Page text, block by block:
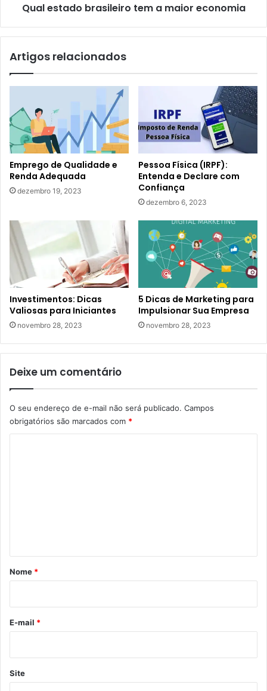
Qual estado brasileiro tem a maior economia
Artigos relacionados
Emprego de Qualidade e
Renda Adequada
dezembro 19, 2023
Pessoa Física (IRPF):
Entenda e Declare com
Confiança
dezembro 6, 2023
Investimentos: Dicas
Valiosas para Iniciantes
novembro 28, 2023
5 Dicas de Marketing para
Impulsionar Sua Empresa
novembro 28, 2023
Deixe um comentário
O seu endereço de e-mail não será publicado. Campos
obrigatórios são marcados com *
r
*
Nome *
E-mail *
Site